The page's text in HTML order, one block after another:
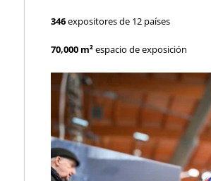
346expositores de 12 países
70,000 m²espacio de exposición